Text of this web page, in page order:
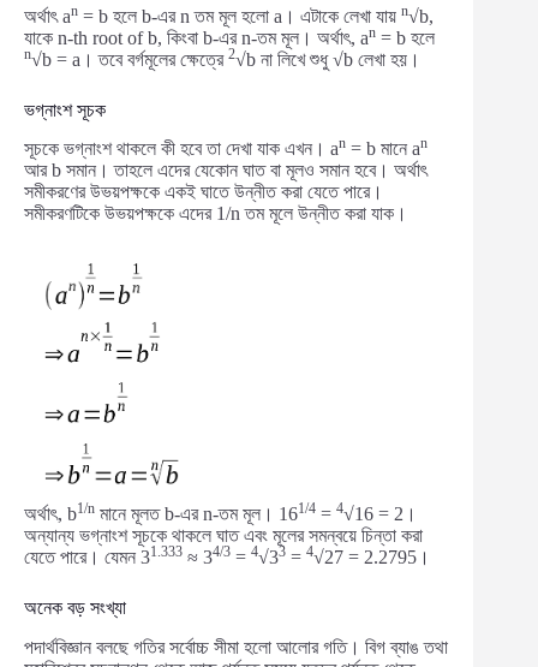
অর্থাৎ an = b হলে b-এর n তম মূল হলো a। এটাকে লেখা যায় n√b,
যাকে n-th root of b, কিংবা b-এর n-তম মূল। অর্থাৎ, an = b হলে
n√b = a। তবে বর্গমূলের ক্ষেত্রে 2√b না লিখে শুধু √b লেখা হয়।
ভগ্নাংশ সূচক
সূচকে ভগ্নাংশ থাকলে কী হবে তা দেখা যাক এখন। an = b মানে an
আর b সমান। তাহলে এদের যেকোন ঘাত বা মূলও সমান হবে। অর্থাৎ
সমীকরণের উভয়পক্ষকে একই ঘাতে উন্নীত করা যেতে পারে।
সমীকরণটিকে উভয়পক্ষকে এদের 1/n তম মূলে উন্নীত করা যাক।
অর্থাৎ, b1/n মানে মূলত b-এর n-তম মূল। 161/4 = 4√16 = 2।
অন্যান্য ভগ্নাংশ সূচকে থাকলে ঘাত এবং মূলের সমন্বয়ে চিন্তা করা
যেতে পারে। যেমন 31.333 ≈ 34/3 = 4√33 = 4√27 = 2.2795।
অনেক বড় সংখ্যা
পদার্থবিজ্ঞান বলছে গতির সর্বোচ্চ সীমা হলো আলোর গতি। বিগ ব্যাঙ তথা